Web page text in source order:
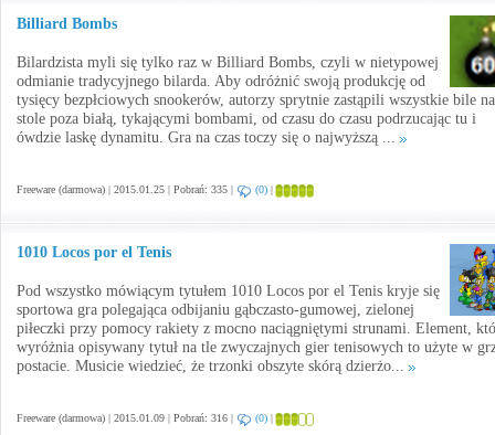
Billiard Bombs
Bilardzista myli się tylko raz w Billiard Bombs, czyli w nietypowej
odmianie tradycyjnego bilarda. Aby odróżnić swoją produkcję od
tysięcy bezpłciowych snookerów, autorzy sprytnie zastąpili wszystkie bile na
stole poza białą, tykającymi bombami, od czasu do czasu podrzucając tu i
ówdzie laskę dynamitu. Gra na czas toczy się o najwyższą ...
Freeware (darmowa) | 2015.01.25 | Pobrań: 335 | (0) |
1010 Locos por el Tenis
Pod wszystko mówiącym tytułem 1010 Locos por el Tenis kryje się
sportowa gra polegająca odbijaniu gąbczasto-gumowej, zielonej
piłeczki przy pomocy rakiety z mocno naciągniętymi strunami. Element,
wyróżnia opisywany tytuł na tle zwyczajnych gier tenisowych to użyte w
postacie. Musicie wiedzieć, że trzonki obszyte skórą dzierżo...
Freeware (darmowa) | 2015.01.09 | Pobrań: 316 | (0) |